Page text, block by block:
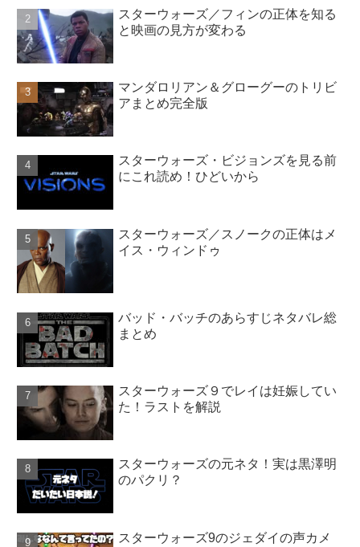
スターウォーズ／フィンの正体を知る
と映画の見方が変わる
マンダロリアン＆グローグーのトリビ
アまとめ完全版
スターウォーズ・ビジョンズを見る前
にこれ読め！ひどいから
スターウォーズ／スノークの正体はメ
イス・ウィンドゥ
バッド・バッチのあらすじネタバレ総
まとめ
スターウォーズ９でレイは妊娠してい
た！ラストを解説
スターウォーズの元ネタ！実は黒澤明
のパクリ？
スターウォーズ9のジェダイの声カメ